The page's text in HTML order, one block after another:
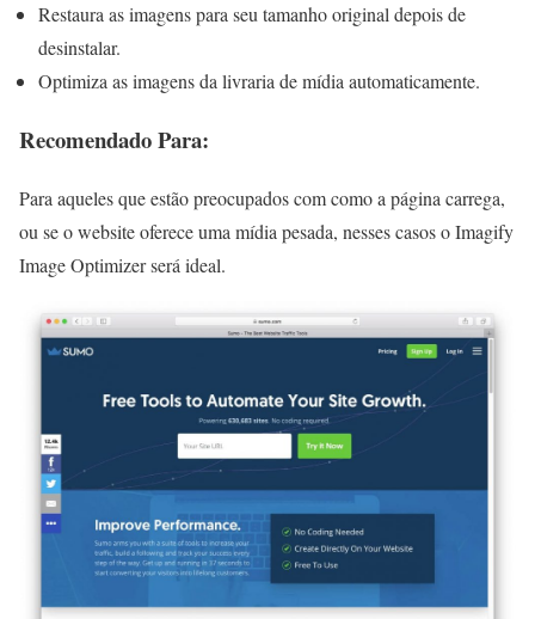
Restaura as imagens para seu tamanho original depois de
desinstalar.
Optimiza as imagens da livraria de mídia automaticamente.
Recomendado Para:
Para aqueles que estão preocupados com como a página carrega,
ou se o website oferece uma mídia pesada, nesses casos o Imagify
Image Optimizer será ideal.